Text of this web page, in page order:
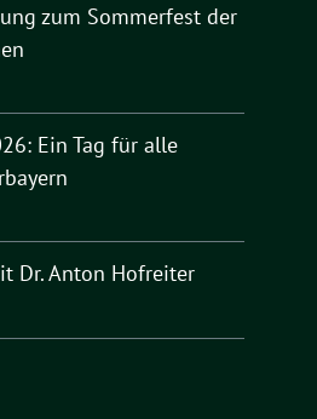
zum Sommerfest der
Ein Tag für alle
Dr. Anton Hofreiter